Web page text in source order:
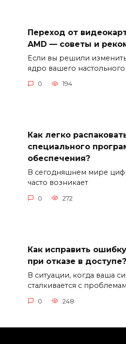
Переход от
AMD — советы и
Если вы решили
ядро вашего настольного
0 194
Как легко
специального
обеспечения?
В сегодняшнем мире
часто возникает
0 272
Как исправить
при отказе в доступе?
В ситуации, когда ваша
сталкивается с
0 248